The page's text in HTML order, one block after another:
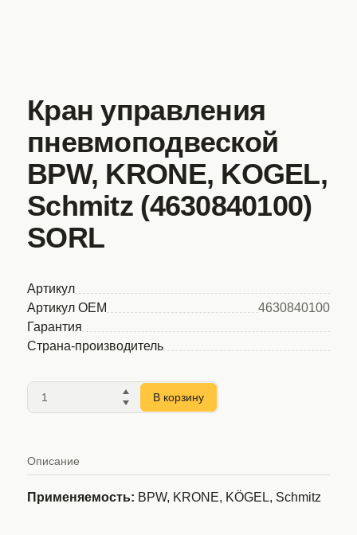
Кран управления
пневмоподвеской
BPW, KRONE, KOGEL,
Schmitz (4630840100)
SORL
Артикул
Артикул OEM
4630840100
Гарантия
Страна-производитель
В корзину
Описание
Применяемость: BPW, KRONE, KÖGEL, Schmitz